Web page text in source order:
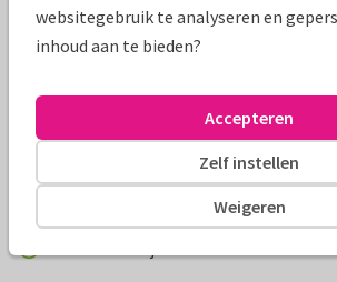
Productinformatie
Stoere bedankkaart voor een
met goudlook kader (geen folie) en jungle
achtergrond.
websitegebruik te analyseren en
inhoud aan te bieden?
Weigeren
Zelf instellen
Accepteren